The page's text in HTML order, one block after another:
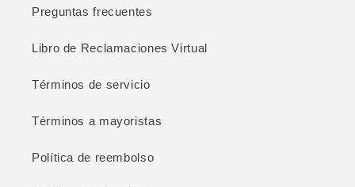
Preguntas frecuentes
Libro de Reclamaciones Virtual
Términos de servicio
Términos a mayoristas
Política de reembolso